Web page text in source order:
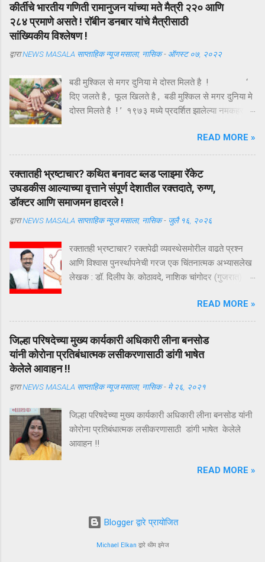
कीर्तीचे भारतीय गणिती रामानुजन यांच्या मते मैत्री २२० आणि
२८४ प्रमाणे असते ! राॅबीन डनबार यांचे मैत्रीसाठी
सांख्यिकीय विश्लेषण !
द्वाराNEWS MASALA साप्ताहिक न्यूज मसाला, नासिक - ऑगस्ट ०७, २०२२
बडी मुश्किल से मगर दुनिया मे दोस्त मिलते है ! ‘
दिए जलते है , फूल खिलते है , बडी मुश्किल से मगर दुनिया मे
दोस्त मिलते है ! ’ १९७३ मध्ये प्रदर्शित झालेल्या नमकहराम
आणि अर्थपूर्ण आहे . ऑगस्ट महिन्यातील पहिला रविवार ( यंदा
दि . ७ ऑगस्ट ) म्हणजे तरुणाईचा आवडता ‘ फ्रेंडशिप डे ’
अर्थात मैत्री दिन . या दिवशी विविध रंगांचे धागे एकमेकांच्या
हातावर बांधून मैत्रीचे संदेश एकमेकांना पाठविले जातात . या
संदेशांमधून मैत्रीच्या वेगवेगळ्या व्याख्या वाचावयास मिळतात .
त्यापैकी संकटात जो पाठीशी उभा राहतो , तोच खरा मित्र
असतो , अशी मित्राची व्याख्या बहूतेकांनी केलेली पहावयास
नसून ज्याला आपल्या मित्राच्या उन्नतीतून खरा आनंद मिळतो
, तोच खरा मित्र असतो ’ अशी मैत्रीची अचूक व्याख्या हिंदी
कवी कमलेश्वर यांनी केली आहे ...
READ MORE »
रक्तातही भ्रष्टाचार? कथित बनावट ब्लड प्लाझ्मा रॅकेट
उघडकीस आल्याच्या वृत्ताने संपूर्ण देशातील रक्तदाते, रुग्ण,
डॉक्टर आणि समाजमन हादरले !
द्वाराNEWS MASALA साप्ताहिक न्यूज मसाला, नासिक - जुलै १६, २०२६
रक्तातही भ्रष्टाचार? रक्तपेढी व्यवस्थेसमोरील वाढते प्रश्न
आणि विश्वास पुनर्स्थापनेची गरज एक चिंतनात्मक अभ्यासलेख
लेखक : डॉ. दिलीप के. कोठावदे, नाशिक चांगोदर (गुजरात) येथे
संपूर्ण देशातील रक्तदाते, रुग्ण, डॉक्टर आणि समाजमन हादरले
आहे. या प्रकरणाचा तपास अद्याप सुरू असून सत्य न्यायालयीन
प्रक्रियेनंतरच स्पष्ट होईल. परंतु या घटनेने एक अत्यंत
महत्त्वाचा प्रश्न पुन्हा ऐरणीवर आणला आहे—भारतातील रक्त
संक्रमण व्यवस्था किती सुरक्षित, पारदर्शक आणि उत्तरदायी
असतो. एक रक्तदाता कोणत्याही अपेक्षेशिवाय आपल्या
अर्पण करतो. तो विश्वास ठेवतो की त्याचे रक्त योग्य पद्धतीने
संकलित होईल, वैज्ञानिक निकषांनुसार तपासले जाईल,
सुरक्षितरीत्या साठवले जाईल आणि ज्या रुग्णाला त्याची गरज
तुटला तर त्याची किंमत केवळ एका प्रकरणापुरती मर्यादित
READ MORE »
जिल्हा परिषदेच्या मुख्य कार्यकारी अधिकारी लीना बनसोड
यांनी कोरोना प्रतिबंधात्मक लसीकरणासाठी डांगी भाषेत
केलेले आवाहन !!
द्वाराNEWS MASALA साप्ताहिक न्यूज मसाला, नासिक - मे २६, २०२१
जिल्हा परिषदेच्या मुख्य कार्यकारी अधिकारी लीना बनसोड यांनी
कोरोना प्रतिबंधात्मक लसीकरणासाठी डांगी भाषेत केलेले
आवाहन !!
READ MORE »
Blogger द्वारे प्रायोजित
Michael Elkan द्वारे थीम इमेज